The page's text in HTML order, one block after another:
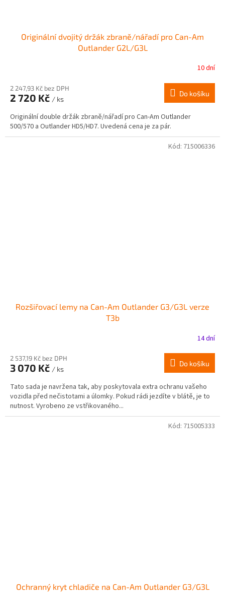
Originální dvojitý držák zbraně/nářadí pro Can-Am
Outlander G2L/G3L
10 dní
2 247,93 Kč bez DPH
2 720 Kč / ks
Do košíku
Originální double držák zbraně/nářadí pro Can-Am Outlander
500/570 a Outlander HD5/HD7. Uvedená cena je za pár.
Rozšiřovací lemy na Can-Am Outlander G3/G3L verze
T3b
14 dní
2 537,19 Kč bez DPH
3 070 Kč / ks
Do košíku
Tato sada je navržena tak, aby poskytovala extra ochranu vašeho
vozidla před nečistotami a úlomky. Pokud rádi jezdíte v blátě, je to
nutnost. Vyrobeno ze vstřikovaného...
Kód: 715006336
Ochranný kryt chladiče na Can-Am Outlander G3/G3L
Kód: 715005333